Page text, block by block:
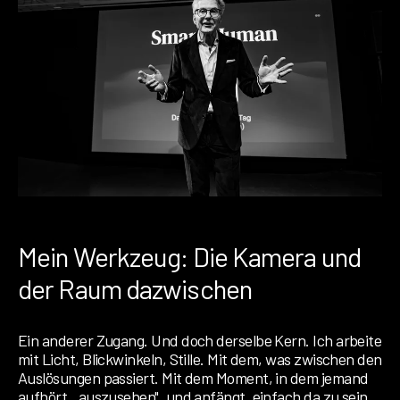
Mein Werkzeug: Die Kamera und
der Raum dazwischen
Ein anderer Zugang. Und doch derselbe Kern. Ich arbeite
mit Licht, Blickwinkeln, Stille. Mit dem, was zwischen den
Auslösungen passiert. Mit dem Moment, in dem jemand